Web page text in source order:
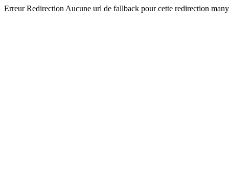
Erreur Redirection Aucune url de fallback pour cette redirection